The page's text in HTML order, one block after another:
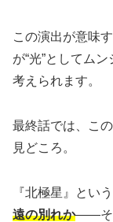
この演出が意味
が“光”としてム
考えられます。
最終話では、こ
見どころ。
『北極星』とい
遠の別れか――そ